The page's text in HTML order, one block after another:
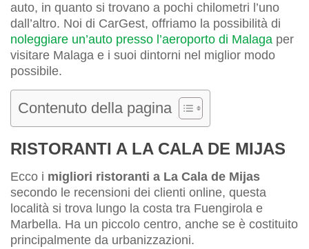
auto, in quanto si trovano a pochi chilometri l’uno
dall’altro. Noi di CarGest, offriamo la possibilità di
noleggiare un’auto presso l’aeroporto di Malaga per
visitare Malaga e i suoi dintorni nel miglior modo
possibile.
Contenuto della pagina
RISTORANTI A LA CALA DE MIJAS
Ecco i migliori ristoranti a La Cala de Mijas
secondo le recensioni dei clienti online, questa
località si trova lungo la costa tra Fuengirola e
Marbella. Ha un piccolo centro, anche se è costituito
principalmente da urbanizzazioni.